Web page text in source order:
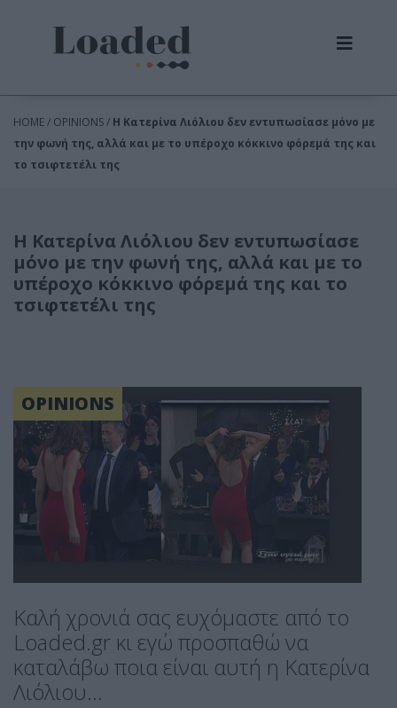
HOME / OPINIONS / Η Κατερίνα Λιόλιου δεν εντυπωσίασε μόνο με
την φωνή της, αλλά και με το υπέροχο κόκκινο φόρεμά της και
το τσιφτετέλι της
Η Κατερίνα Λιόλιου δεν εντυπωσίασε
μόνο με την φωνή της, αλλά και με το
υπέροχο κόκκινο φόρεμά της και το
τσιφτετέλι της
OPINIONS
Καλή χρονιά σας ευχόμαστε από το
Loaded.gr κι εγώ προσπαθώ να
καταλάβω ποια είναι αυτή η Κατερίνα
Λιόλιου...